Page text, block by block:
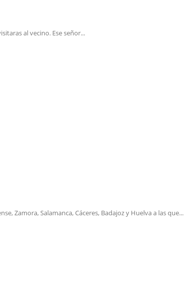
al vecino. Ese señor...
Zamora, Salamanca, Cáceres, Badajoz y Huelva a las que...